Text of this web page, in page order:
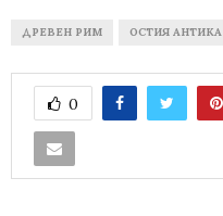
ДРЕВЕН РИМ ОСТИЯ АНТИКА
0